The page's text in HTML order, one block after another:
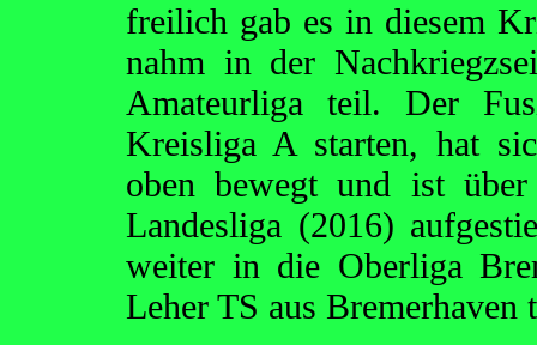
freilich gab es in diesem
nahm in der
Amateurliga teil. Der
Kreisliga A starten, hat
oben bewegt und ist
Landesliga (2016)
weiter in die Oberliga
Leher TS aus Bremerhaven